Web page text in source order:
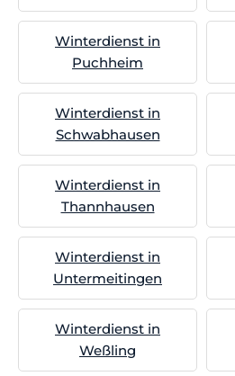
Winterdienst in
Puchheim
Winterdienst in
Schwabhausen
Winterdienst in
Thannhausen
Winterdienst in
Untermeitingen
Winterdienst in
Weßling